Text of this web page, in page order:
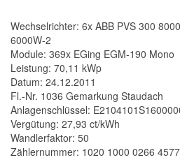
Wechselrichter: 6x ABB PVS 300
6000W-2
Module: 369x EGing EGM-190 Mono
Leistung: 70,11 kWp
Datum: 24.12.2011
Fl.-Nr. 1036 Gemarkung Staudach
Anlagenschlüssel:
Vergütung: 27,93 ct/kWh
Wandlerfaktor: 50
Zählernummer: 1020 1000 0266